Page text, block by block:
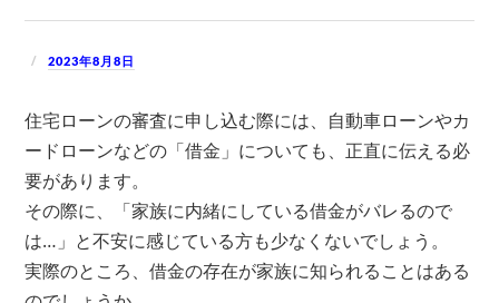
2023年8月8日
住宅ローンの審査に申し込む際には、自動車ローンやカ
ードローンなどの「借金」についても、正直に伝える必
要があります。
その際に、「家族に内緒にしている借金がバレるので
は…」と不安に感じている方も少なくないでしょう。
実際のところ、借金の存在が家族に知られることはある